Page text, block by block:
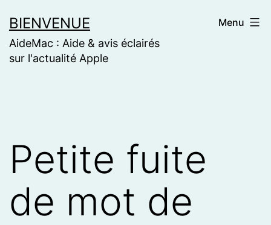
to
content
BIENVENUE
AideMac : Aide & avis éclairés
sur l'actualité Apple
Menu
Petite fuite
de mot de